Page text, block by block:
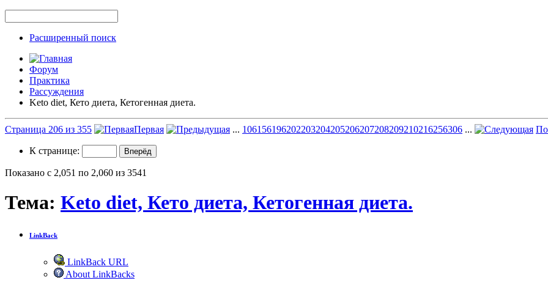
Расширенный поиск
Форум
Практика
Рассуждения
Keto diet, Кето диета, Кетогенная диета.
Страница 206 из 355 Первая ... 106156196202203204205206207208209210216256306 ...
К странице:
Показано с 2,051 по 2,060 из 3541
Тема: Keto diet, Кето диета, Кетогенная диета.
LinkBack
LinkBack URL
About LinkBacks